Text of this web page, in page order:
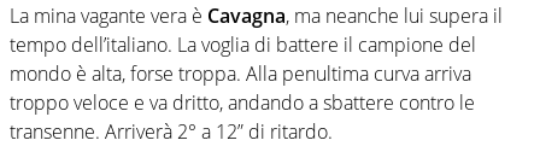
La mina vagante vera è Cavagna, ma neanche lui supera il
tempo dell’italiano. La voglia di battere il campione del
mondo è alta, forse troppa. Alla penultima curva arriva
troppo veloce e va dritto, andando a sbattere contro le
transenne. Arriverà 2° a 12” di ritardo.